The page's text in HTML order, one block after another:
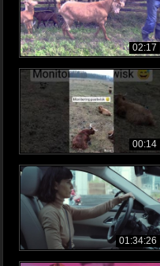
02:17
00:14
01:34:26